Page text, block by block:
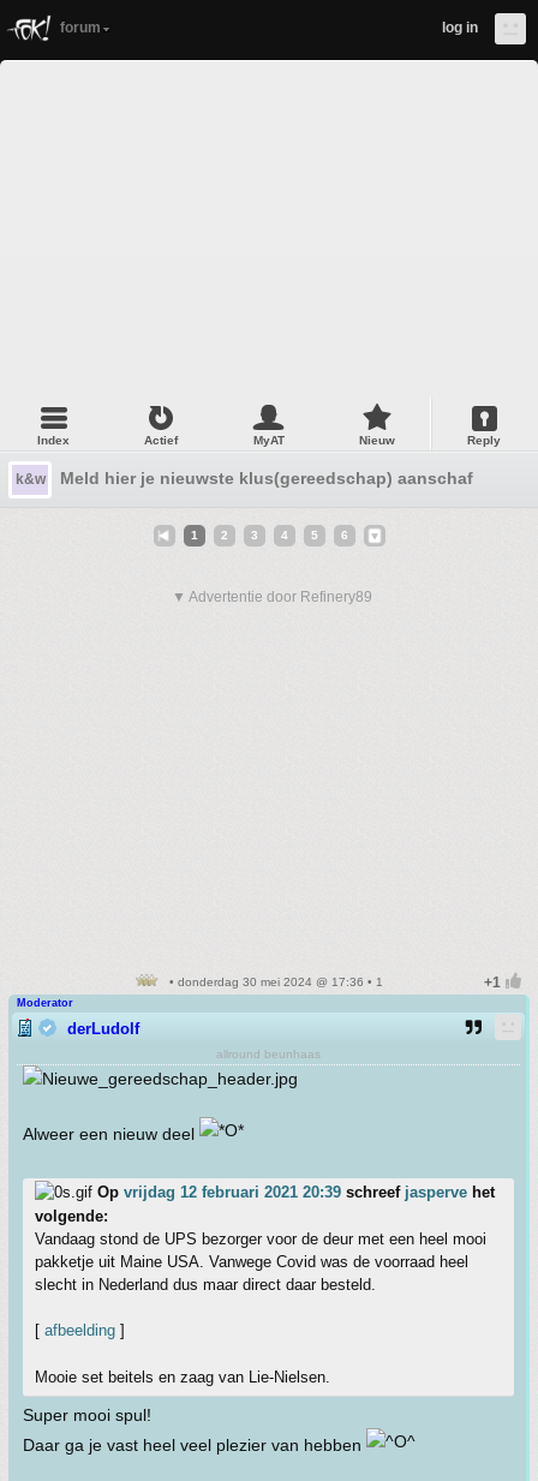
forum log in
Index Actief MyAT Nieuw Reply
k&w Meld hier je nieuwste klus(gereedschap) aanschaf ! Deel
1 2 3 4 5 6
▼ Advertentie door Refinery89
• donderdag 30 mei 2024 @ 17:36 • 1
Moderator
derLudolf
allround beunhaas
Alweer een nieuw deel
Op vrijdag 12 februari 2021 20:39 schreef jasperve het
volgende:
Vandaag stond de UPS bezorger voor de deur met een heel mooi
pakketje uit Maine USA. Vanwege Covid was de voorraad heel
slecht in Nederland dus maar direct daar besteld.
[ afbeelding ]
Mooie set beitels en zaag van Lie-Nielsen.
Super mooi spul!
Daar ga je vast heel veel plezier van hebben